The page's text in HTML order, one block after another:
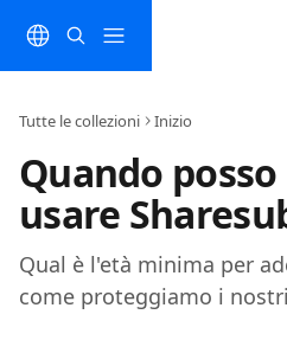
Tutte le collezioni Inizio
Quando
usare
Qual è l'età minima per
come proteggiamo i